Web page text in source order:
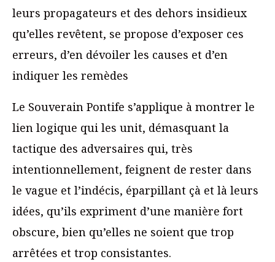
leurs propagateurs et des dehors insidieux
qu’elles revêtent, se propose d’exposer ces
erreurs, d’en dévoiler les causes et d’en
indiquer les remèdes
Le Souverain Pontife s’applique à montrer le
lien logique qui les unit, démasquant la
tactique des adversaires qui, très
intentionnellement, feignent de rester dans
le vague et l’indécis, éparpillant çà et là leurs
idées, qu’ils expriment d’une manière fort
obscure, bien qu’elles ne soient que trop
arrêtées et trop consistantes.